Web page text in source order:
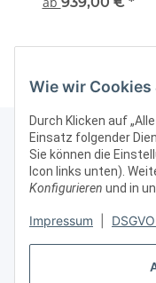
Wie wir Cookies
Durch Klicken auf
Einsatz folgender
Sie können die
Icon links unten).
Konfigurieren und in
Impressum
Kontakt & Rechtliches
Weitere Informationen